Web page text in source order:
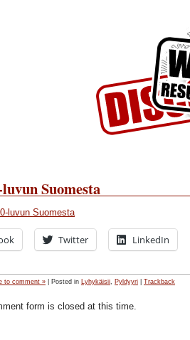
Suomesta
luvun Suomesta
Twitter LinkedIn
to comment » | Posted in Lyhykäisii, Pyldyyri Trackback
form is closed at this time.